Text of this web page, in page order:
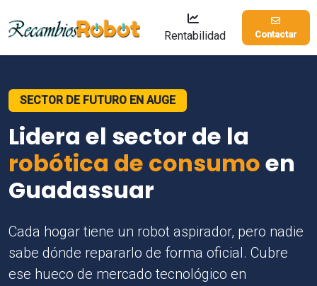
Rentabilidad Contactar
SECTOR DE FUTURO EN AUGE
Lidera el sector de la
robótica de consumoen
Guadassuar
Cada hogar tiene un robot aspirador, pero nadie
sabe dónde repararlo de forma oficial. Cubre
ese hueco de mercado tecnológico en